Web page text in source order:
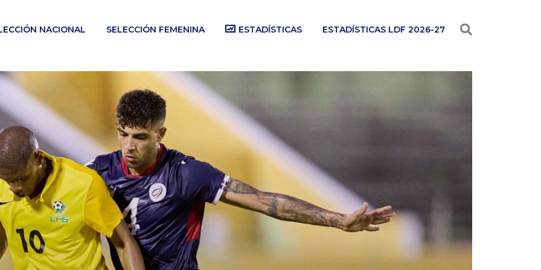
NACIONAL SELECCIÓN FEMENINA ESTADÍSTICAS ESTADÍSTICAS LDF 2026-27